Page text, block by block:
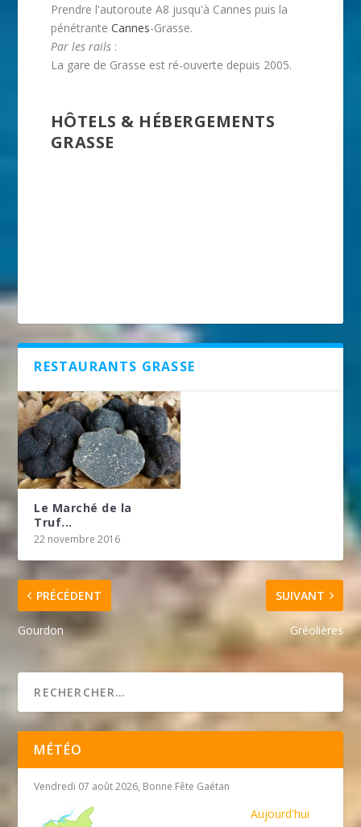
Prendre l'autoroute A8 jusqu'à Cannes puis la
pénétrante Cannes-Grasse.
Par les rails:
La gare de Grasse est ré-ouverte depuis 2005.
HÔTELS & HÉBERGEMENTS
GRASSE
RESTAURANTS GRASSE
Le Marché de la
Truf...
22 novembre 2016
PRÉCÉDENT
Gourdon
SUIVANT
Gréolières
MÉTÉO
Vendredi 07 août 2026, Bonne Fête Gaétan
Aujourd'hui